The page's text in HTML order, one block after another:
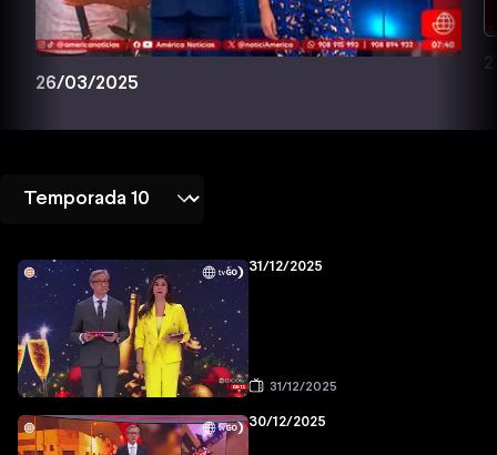
26/03/2025
31/12/2025
31/12/2025
30/12/2025